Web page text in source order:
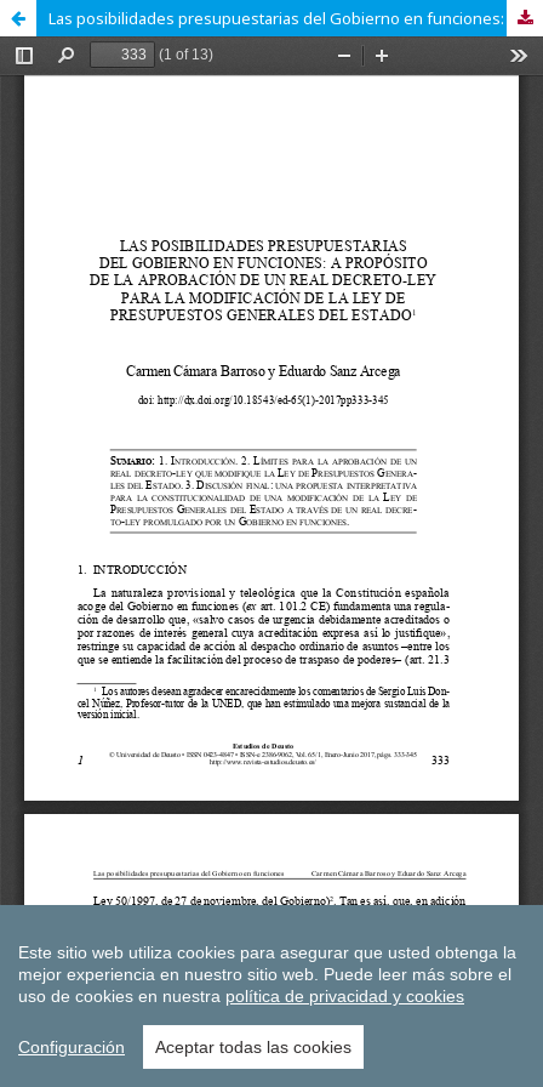
Las posibilidades presupuestarias del Gobierno en funciones: a propósito de la aprobación de un Real Decreto-ley para la modificación de la Ley de Presupuestos Generales del Estado
Este sitio web utiliza cookies para asegurar que usted obtenga la
mejor experiencia en nuestro sitio web. Puede leer más sobre el
uso de cookies en nuestra política de privacidad y cookies
Configuración Aceptar todas las cookies